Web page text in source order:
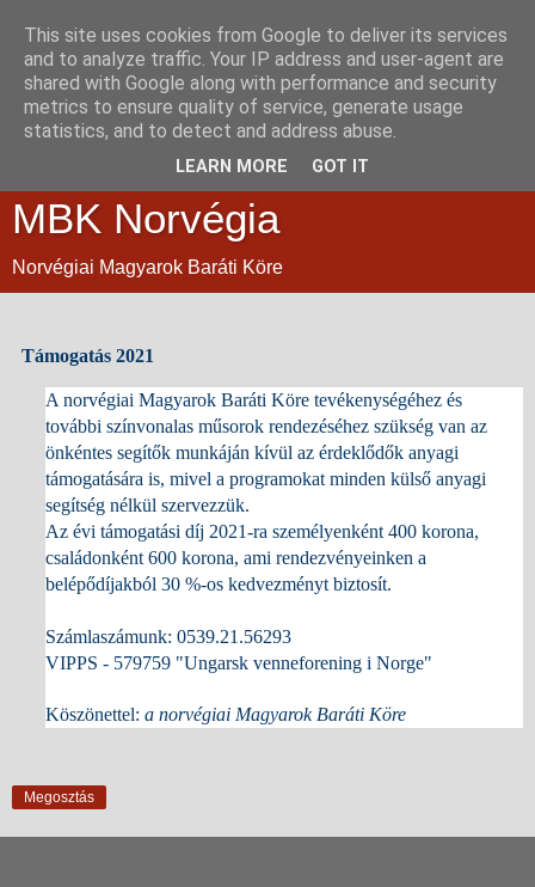
MBK Norvégia
Norvégiai Magyarok Baráti Köre
Támogatás 2021
A norvégiai Magyarok Baráti Köre tevékenységéhez és
további színvonalas műsorok rendezéséhez szükség van az
önkéntes segítők munkáján kívül az érdeklődők anyagi
támogatására is, mivel a programokatminden külső anyagi
segítség nélkül szervezzük.
Az évi támogatási díj 2021-ra személyenként 400 korona,
családonként 600 korona, ami rendezvényeinken a
belépődíjakból 30 %-os kedvezményt biztosít.
Számlaszámunk: 0539.21.56293
VIPPS - 579759 "Ungarsk venneforening i Norge"
Köszönettel:a norvégiai Magyarok Baráti Köre
Megosztás
This site uses cookies from Google to deliver its services
and to analyze traffic. Your IP address and user-agent are
shared with Google along with performance and security
metrics to ensure quality of service, generate usage
statistics, and to detect and address abuse.
LEARN MORE GOT IT